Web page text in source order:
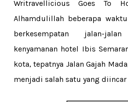
Writravellicious Goes To
Alhamdulillah beberapa
berkesempatan jalan-
kenyamanan hotel Ibis
kota, tepatnya Jalan Gajah
menjadi salah satu yang